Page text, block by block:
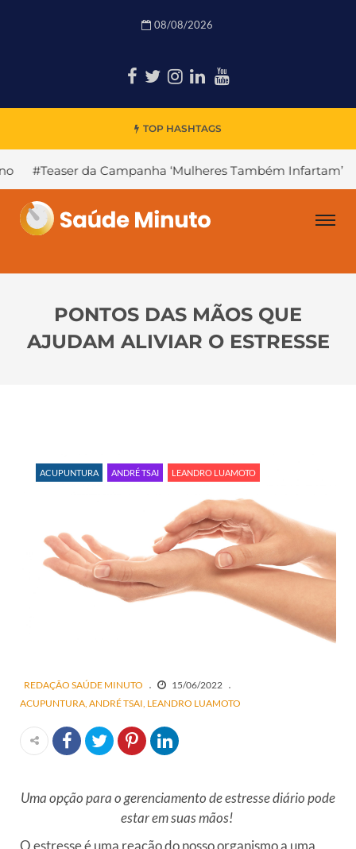
08/08/2026
TOP HASHTAGS
Campanha ‘Mulheres Também Infartam’ #Declínio
PONTOS DAS MÃOS QUE
AJUDAM ALIVIAR O ESTRESSE
ACUPUNTURA ANDRÉ TSAI LEANDRO LUAMOTO
REDAÇÃO SAÚDE MINUTO
15/06/2022
ACUPUNTURA ANDRÉ TSAI LEANDRO LUAMOTO
Uma opção para o gerenciamento de estresse diário pode
estar em suas mãos!
O estresse é uma reação do nosso organismo a uma